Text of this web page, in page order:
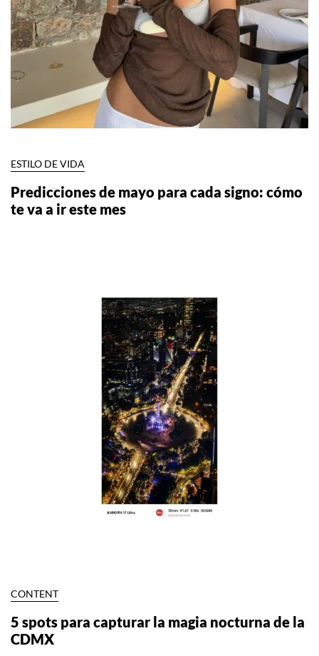
ESTILO DE VIDA
Predicciones de mayo para cada signo: cómo
te va a ir este mes
CONTENT
5 spots para capturar la magia nocturna de la
CDMX